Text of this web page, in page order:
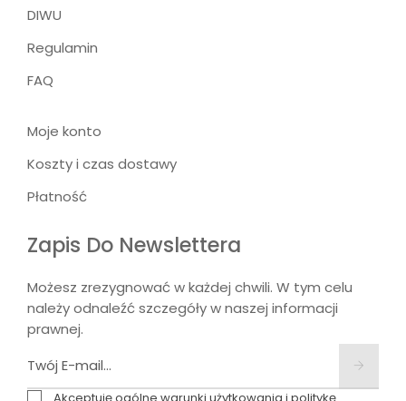
DIWU
Regulamin
FAQ
Moje konto
Koszty i czas dostawy
Płatność
Zapis Do Newslettera
Możesz zrezygnować w każdej chwili. W tym celu
należy odnaleźć szczegóły w naszej informacji
prawnej.
Akceptuję ogólne warunki użytkowania i politykę